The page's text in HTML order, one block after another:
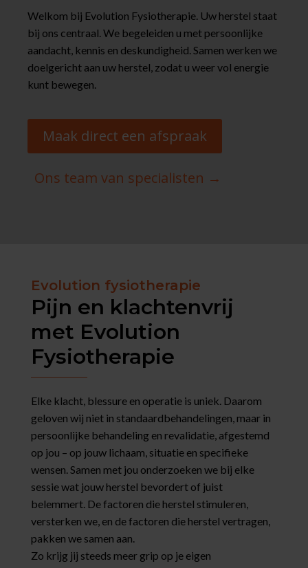
Welkom bij Evolution Fysiotherapie. Uw herstel staat
bij ons centraal. We begeleiden u met persoonlijke
aandacht, kennis en deskundigheid. Samen werken we
doelgericht aan uw herstel, zodat u weer vol energie
kunt bewegen.
Maak direct een afspraak
Ons team van specialisten →
Evolution fysiotherapie
Pijn en klachtenvrij
met Evolution
Fysiotherapie
Elke klacht, blessure en operatie is uniek. Daarom
geloven wij niet in standaardbehandelingen, maar in
persoonlijke behandeling en revalidatie, afgestemd
op jou – op jouw lichaam, situatie en specifieke
wensen. Samen met jou onderzoeken we bij elke
sessie wat jouw herstel bevordert of juist
belemmert. De factoren die herstel stimuleren,
versterken we, en de factoren die herstel vertragen,
pakken we samen aan.
Zo krijg jij steeds meer grip op je eigen